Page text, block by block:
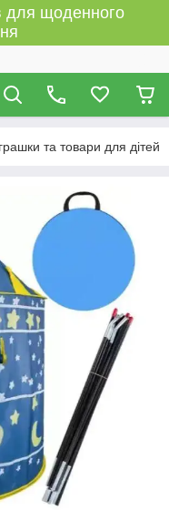
для щоденного
та товари для дітей